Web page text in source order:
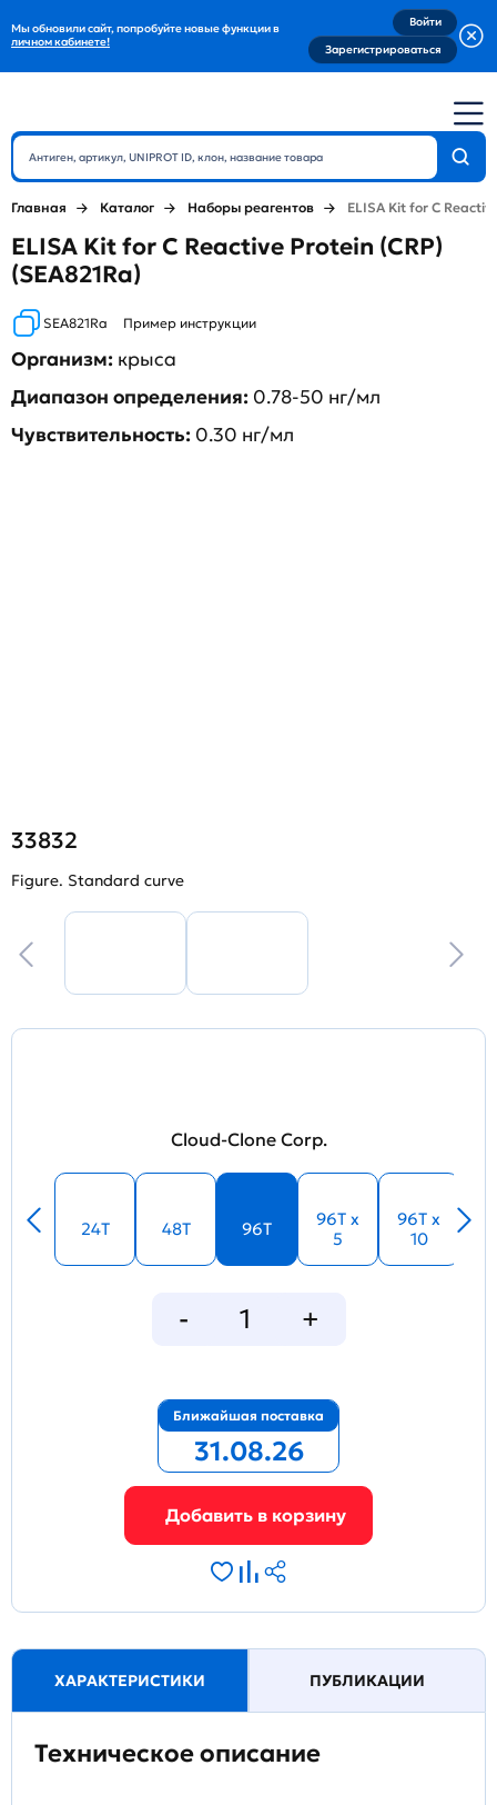
Мы обновили сайт, попробуйте новые функции в
личном кабинете!
Войти
Зарегистрироваться
Главная Каталог Наборы реагентов ELISA Kit for C
ELISA Kit for C Reactive Protein (CRP)
(SEA821Ra)
SEA821Ra Пример инструкции
Организм: крыса
Диапазон определения: 0.78-50 нг/мл
Чувствительность: 0.30 нг/мл
33832
Figure. Standard curve
Cloud-Clone Corp.
24T 48T 96T
96T x
5
96T x
10
Ближайшая поставка
31.08.26
ХАРАКТЕРИСТИКИ ПУБЛИКАЦИИ
Техническое описание